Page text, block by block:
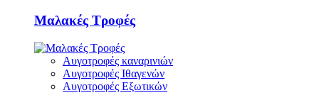
Μαλακές Τροφές
Αυγοτροφές καναρινιών
Αυγοτροφές Ιθαγενών
Αυγοτροφές Εξωτικών